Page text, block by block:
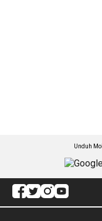
Unduh